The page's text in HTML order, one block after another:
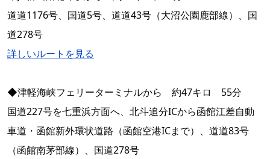
道道1176号、国道5号、道道43号（大沼公園鹿部線）、国
道278号
詳しいルートを見る
◆津軽海峡フェリーターミナルから 約47キロ 55分
国道227号を七重浜方面へ、北斗追分ICから函館江差自動
車道・函館新外環状道路（函館空港ICまで）、道道83号
（函館南茅部線）、国道278号